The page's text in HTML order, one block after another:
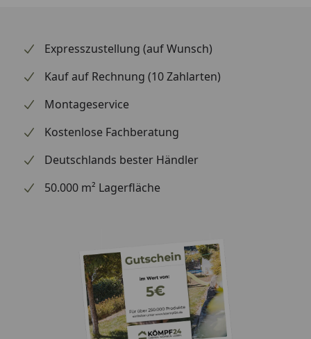
Expresszustellung (auf Wunsch)
Kauf auf Rechnung (10 Zahlarten)
Montageservice
Kostenlose Fachberatung
Deutschlands bester Händler
50.000 m² Lagerfläche